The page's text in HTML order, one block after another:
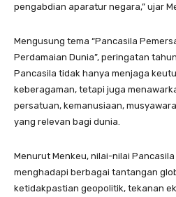
pengabdian aparatur negara,” ujar
Mengusung tema “Pancasila
Perdamaian Dunia”, peringatan
Pancasila tidak hanya menjaga
keberagaman, tetapi juga
persatuan, kemanusiaan,
yang relevan bagi dunia.
Menurut Menkeu, nilai-nilai
menghadapi berbagai tantangan
ketidakpastian geopolitik, tekanan